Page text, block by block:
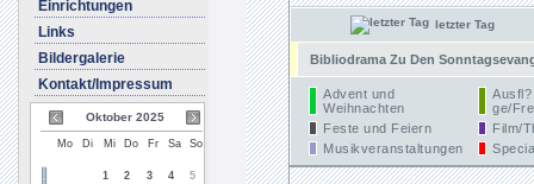
Einrichtungen
Links
Bildergalerie
Kontakt/Impressum
Oktober 2025
Mo Di Mi Do Fr Sa So
1 2 3 4 5
letzter Tag
Bibliodrama Zu Den
Advent und
Weihnachten
Ausfl?
ge/
Feste und Feiern
Film/
Musikveranstaltungen